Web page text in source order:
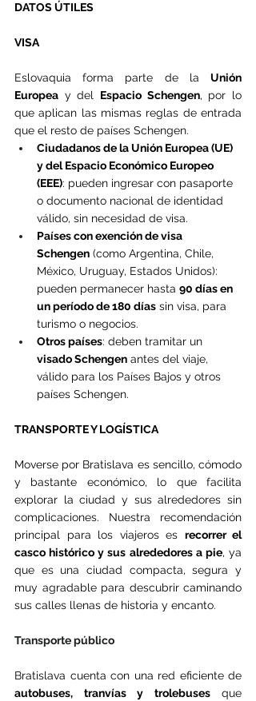
DATOS ÚTILES
VISA
Eslovaquia forma parte de la Unión
Europea y del Espacio Schengen, por lo
que aplican las mismas reglas de entrada
que el resto de países Schengen.
Ciudadanos de la Unión Europea (UE)
y del Espacio Económico Europeo
(EEE): pueden ingresar con pasaporte
o documento nacional de identidad
válido, sin necesidad de visa.
Países con exención de visa
Schengen (como Argentina, Chile,
México, Uruguay, Estados Unidos):
pueden permanecer hasta 90 días en
un período de 180 días sin visa, para
turismo o negocios.
Otros países: deben tramitar un
visado Schengen antes del viaje,
válido para los Países Bajos y otros
países Schengen.
TRANSPORTE Y LOGÍSTICA
Moverse por Bratislava es sencillo, cómodo
y bastante económico, lo que facilita
explorar la ciudad y sus alrededores sin
complicaciones. Nuestra recomendación
principal para los viajeros es recorrer el
casco histórico y sus alrededores a pie, ya
que es una ciudad compacta, segura y
muy agradable para descubrir caminando
sus calles llenas de historia y encanto.
Transporte público
autobuses, tranvías y trolebuses que